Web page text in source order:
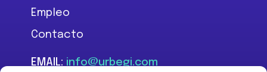
Empleo
Contacto
EMAIL: info@urbegi.com